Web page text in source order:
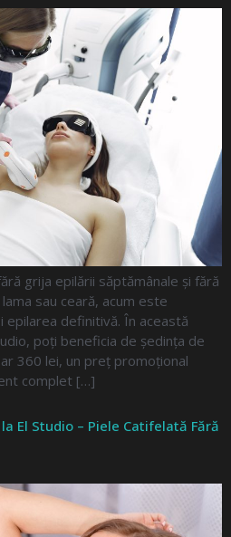
grija epilării săptămânale și fără
sau ceară, acum este
definitivă. În această
poți beneficia de ședința de
360 lei, un preț promoțional
complet […]
El Studio – Piele Catifelată Fără